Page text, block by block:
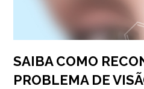
SAIBA COMO
PROBLEMA DE